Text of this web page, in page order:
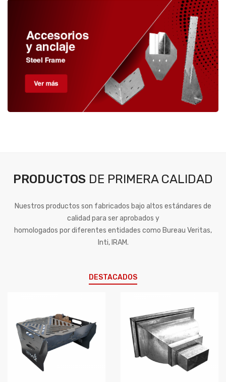
PRODUCTOS DE PRIMERA CALIDAD
Nuestros productos son fabricados bajo altos estándares de
calidad para ser aprobados y
homologados por diferentes entidades como Bureau Veritas,
Inti, IRAM.
DESTACADOS